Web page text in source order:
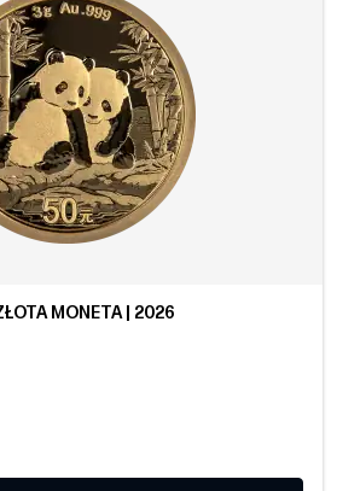
MONETA | 2026